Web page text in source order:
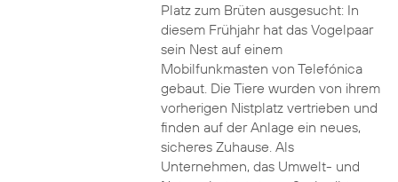
Platz zum Brüten ausgesucht: In
diesem Frühjahr hat das Vogelpaar
sein Nest auf einem
Mobilfunkmasten von Telefónica
gebaut. Die Tiere wurden von ihrem
vorherigen Nistplatz vertrieben und
finden auf der Anlage ein neues,
sicheres Zuhause. Als
Unternehmen, das Umwelt- und